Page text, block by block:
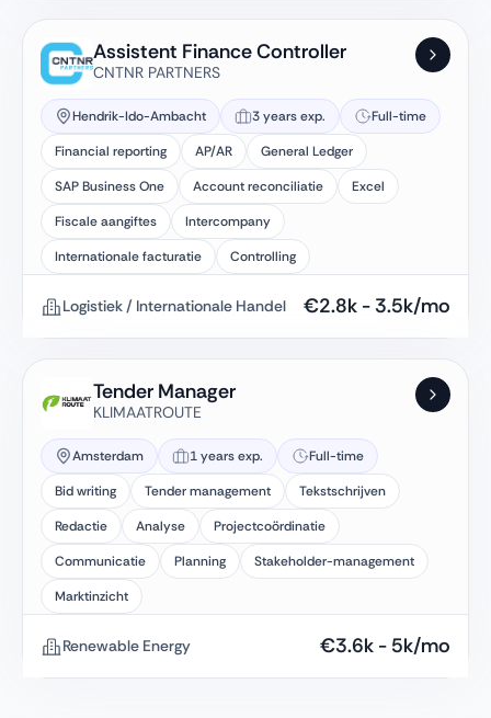
Assistent Finance Controller
CNTNR PARTNERS
Hendrik-Ido-Ambacht 3 years exp.
Full-time
Financial reporting
AP/AR
General Ledger
SAP Business One
Account reconciliatie
Excel
Fiscale aangiftes
Intercompany
Internationale facturatie
Controlling
Logistiek / Internationale Handel €2.8k - 3.5k/mo
Tender Manager
KLIMAATROUTE
Amsterdam 1 years exp.
Full-time
Bid writing
Tender management
Tekstschrijven
Redactie
Analyse
Projectcoördinatie
Communicatie
Planning
Stakeholder-management
Marktinzicht
Renewable Energy €3.6k - 5k/mo